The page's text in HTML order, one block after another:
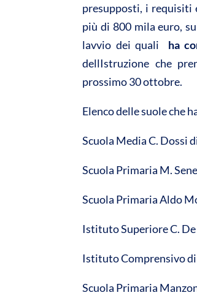
presupposti, i requisiti
più di 800 mila euro,
lavvio dei quali  ha
dellIstruzione che
prossimo 30 ottobre.
Elenco delle suole che
Scuola Media C. Dossi
Scuola Primaria M.
Scuola Primaria Aldo
Istituto Superiore C.
Istituto Comprensivo
Scuola Primaria